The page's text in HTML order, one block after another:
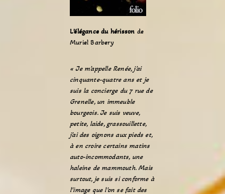
L’élégance du hérisson de
Muriel Barbery
« Je m’appelle Renée, j’ai
cinquante-quatre ans et je
suis la concierge du 7 rue de
Grenelle, un immeuble
bourgeois. Je suis veuve,
petite, laide, grassouillette,
j’ai des oignons aux pieds et,
à en croire certains matins
auto-incommodants, une
haleine de mammouth. Mais
surtout, je suis si conforme à
l’image que l’on se fait des